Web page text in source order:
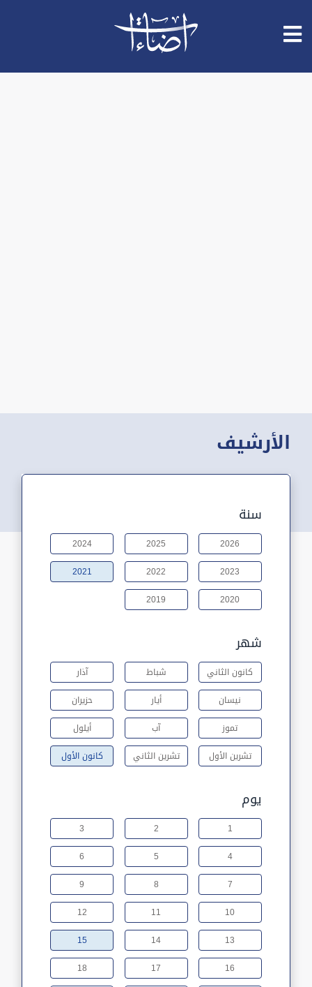
الأرشيف
سنة
2026
2025
2024
2023
2022
2021
2020
2019
شهر
كانون الثاني شباط
آذار
نيسان
أيار
حزيران
تموز
آب
أيلول
تشرين الأول
تشرين الثاني كانون الأول
يوم
1
2
3
4
5
6
7
8
9
10
11
12
13
14
15
16
17
18